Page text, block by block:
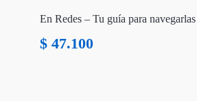
En Redes – Tu guía para
$ 47.100